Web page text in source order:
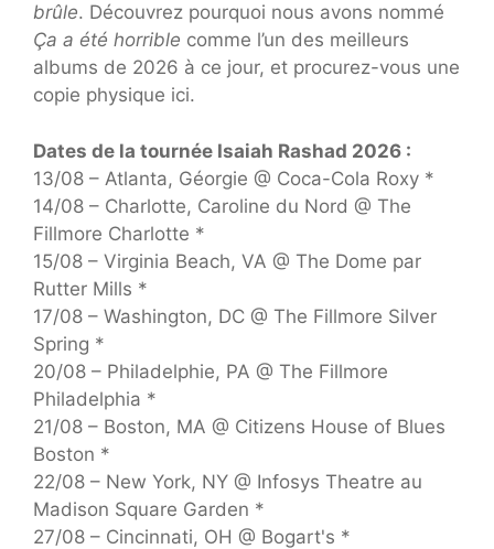
brûle. Découvrez pourquoi nous avons nommé
Ça a été horrible comme l’un des meilleurs
albums de 2026 à ce jour, et procurez-vous une
copie physique ici.
Dates de la tournée Isaiah Rashad 2026 :
13/08 – Atlanta, Géorgie @ Coca-Cola Roxy *
14/08 – Charlotte, Caroline du Nord @ The
Fillmore Charlotte *
15/08 – Virginia Beach, VA @ The Dome par
Rutter Mills *
17/08 – Washington, DC @ The Fillmore Silver
Spring *
20/08 – Philadelphie, PA @ The Fillmore
Philadelphia *
21/08 – Boston, MA @ Citizens House of Blues
Boston *
22/08 – New York, NY @ Infosys Theatre au
Madison Square Garden *
27/08 – Cincinnati, OH @ Bogart's *